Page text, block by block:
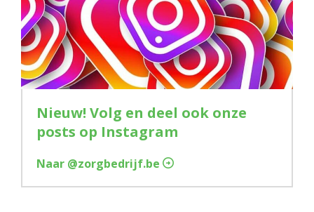
Nieuw! Volg en deel ook onze
posts op Instagram
Naar @zorgbedrijf.be